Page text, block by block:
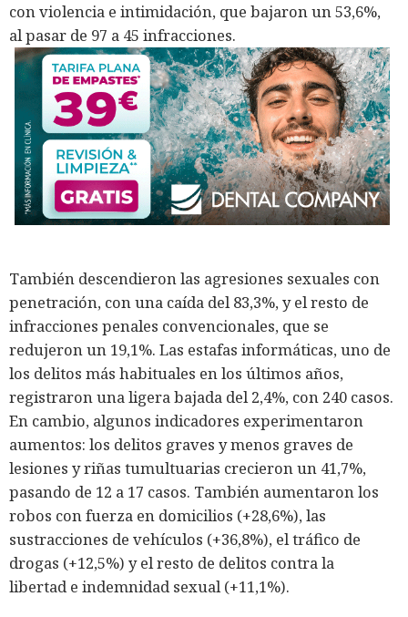
con violencia e intimidación, que bajaron un 53,6%,
al pasar de 97 a 45 infracciones.
También descendieron las agresiones sexuales con
penetración, con una caída del 83,3%, y el resto de
infracciones penales convencionales, que se
redujeron un 19,1%. Las estafas informáticas, uno de
los delitos más habituales en los últimos años,
registraron una ligera bajada del 2,4%, con 240 casos.
En cambio, algunos indicadores experimentaron
aumentos: los delitos graves y menos graves de
lesiones y riñas tumultuarias crecieron un 41,7%,
pasando de 12 a 17 casos. También aumentaron los
robos con fuerza en domicilios (+28,6%), las
sustracciones de vehículos (+36,8%), el tráfico de
drogas (+12,5%) y el resto de delitos contra la
libertad e indemnidad sexual (+11,1%).